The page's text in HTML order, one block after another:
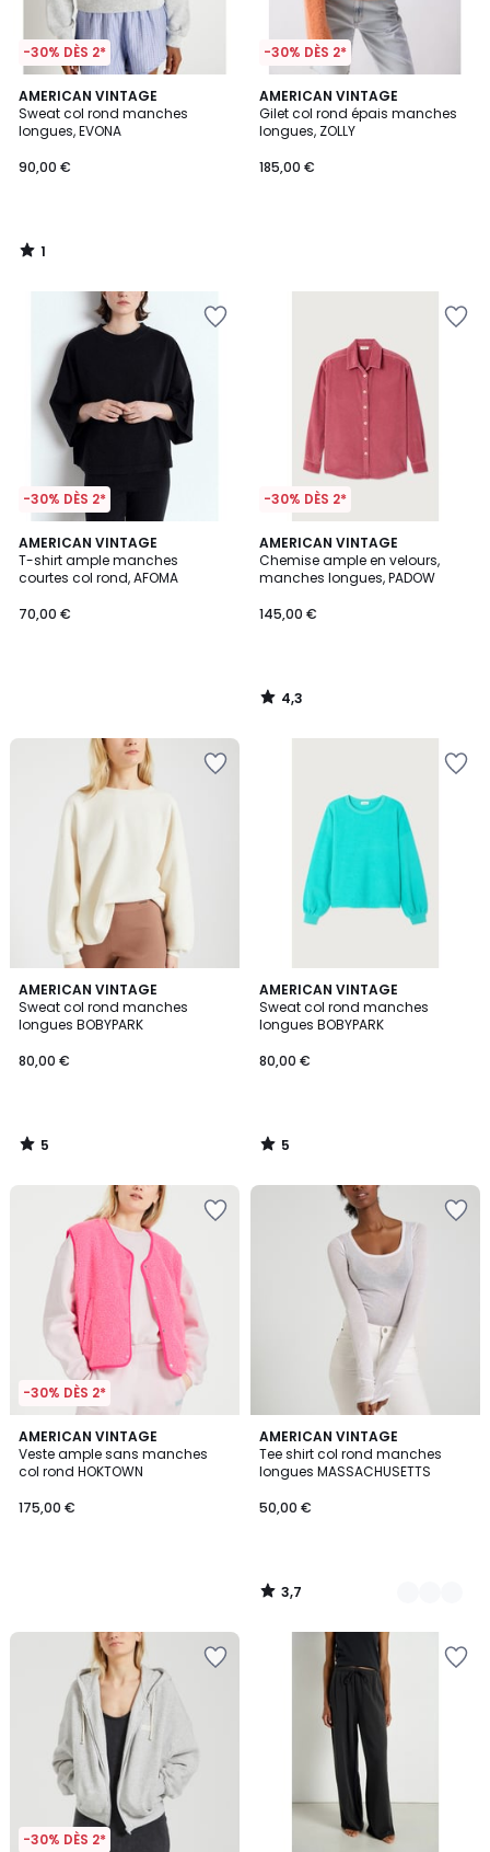
-30% DÈS 2*
AMERICAN VINTAGE
Sweat col rond manches
longues, EVONA
90,00 €
1
/
5
1
/
-30% DÈS 2*
AMERICAN VINTAGE
Gilet col rond épais manches
longues, ZOLLY
185,00 €
-30% DÈS 2*
AMERICAN VINTAGE
T-shirt ample manches
courtes col rond, AFOMA
70,00 €
-30% DÈS 2*
AMERICAN VINTAGE
Chemise ample en velours,
manches longues, PADOW
145,00 €
4,3
/ 5
4,3
/
AMERICAN VINTAGE
Sweat col rond manches
longues BOBYPARK
80,00 €
5
/
5
5
/
AMERICAN VINTAGE
Sweat col rond manches
longues BOBYPARK
80,00 €
5
/
5
5
/
-30% DÈS 2*
AMERICAN VINTAGE
Veste ample sans manches
col rond HOKTOWN
175,00 €
AMERICAN VINTAGE
Tee shirt col rond manches
longues MASSACHUSETTS
50,00 €
3,7
/ 5
5
Couleurs
3,7
/
-30% DÈS 2*